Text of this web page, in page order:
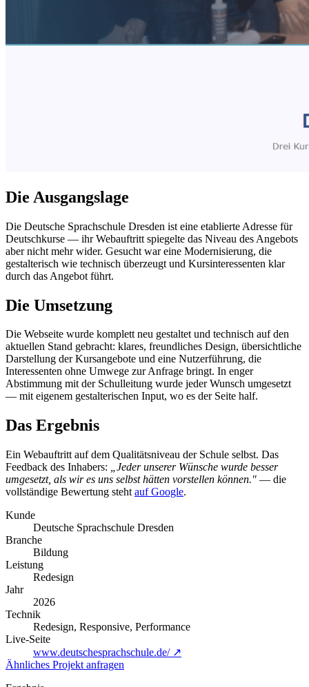
Die Ausgangslage
Die Deutsche Sprachschule Dresden ist eine etablierte Adresse für
Deutschkurse — ihr Webauftritt spiegelte das Niveau des Angebots
aber nicht mehr wider. Gesucht war eine Modernisierung, die
gestalterisch wie technisch überzeugt und Kursinteressenten klar
durch das Angebot führt.
Die Umsetzung
Die Webseite wurde komplett neu gestaltet und technisch auf den
aktuellen Stand gebracht: klares, freundliches Design, übersichtliche
Darstellung der Kursangebote und eine Nutzerführung, die
Interessenten ohne Umwege zur Anfrage bringt. In enger
Abstimmung mit der Schulleitung wurde jeder Wunsch umgesetzt
— mit eigenem gestalterischen Input, wo es der Seite half.
Das Ergebnis
Ein Webauftritt auf dem Qualitätsniveau der Schule selbst. Das
Feedback des Inhabers:
„Jeder unserer Wünsche wurde besser
umgesetzt, als wir es uns selbst hätten vorstellen können." — die
vollständige Bewertung steht auf Google.
Kunde
Deutsche Sprachschule Dresden
Branche
Bildung
Leistung
Redesign
Jahr
2026
Technik
Redesign, Responsive, Performance
Live-Seite
www.deutschesprachschule.de/ ↗
Ähnliches Projekt anfragen